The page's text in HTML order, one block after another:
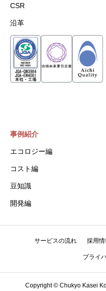
CSR
沿革
事例紹介
エコロジー編
コスト編
豆知識
開発編
サービスの流れ 採用情
プライ
Copyright © Chukyo Kasei